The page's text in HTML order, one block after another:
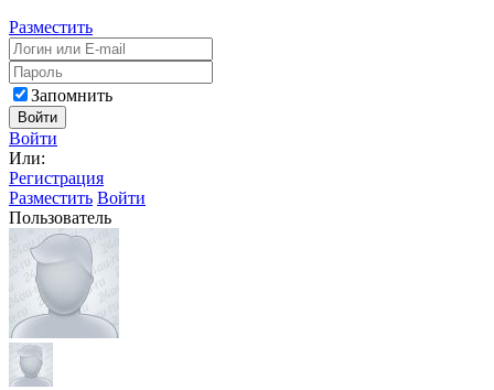
Разместить
Запомнить
Войти
Войти
Или:
Регистрация
Разместить Войти
Пользователь